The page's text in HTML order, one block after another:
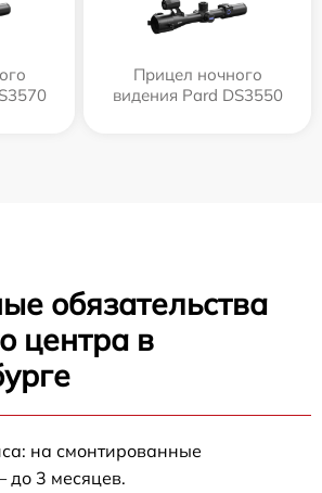
Прицел ночного
видения Pard DS3550
обязательства
центра в
на смонтированные
3 месяцев.